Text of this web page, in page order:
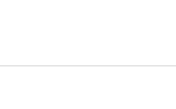
Es ist nicht möglich, eine
Bewertung veröffentlicht wird.